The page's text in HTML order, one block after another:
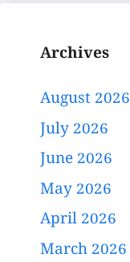
Archives
August 2026
July 2026
June 2026
May 2026
April 2026
March 2026